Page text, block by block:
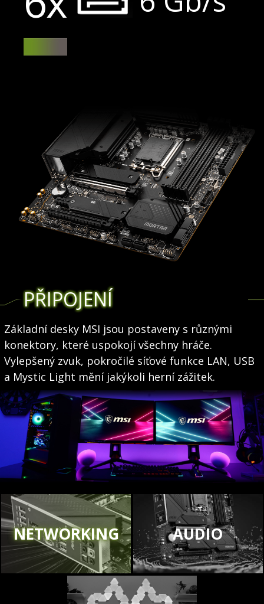
PŘIPOJENÍ
Základní desky MSI jsou postaveny s různými
konektory, které uspokojí všechny hráče.
Vylepšený zvuk, pokročilé síťové funkce LAN, USB
a Mystic Light mění jakýkoli herní zážitek.
NETWORKING AUDIO